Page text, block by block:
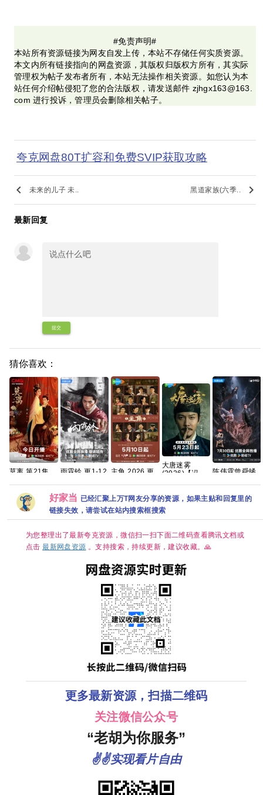
#免责声明#
本站所有资源链接为网友自发上传，本站不存储任何实质资源。
本文内所有链接指向的网盘资源，其版权归版权方所有，其实际
管理权为帖子发布者所有，本站无法操作相关资源。如您认为本
站任何介绍帖侵犯了您的合法版权，请发送邮件 zjhgx163@163.
com 进行投诉，管理员会删除相关帖子。
夸克网盘80T扩容和免费SVIP获取攻略
keyboard_arrow_left 未来的儿子 未.. 黑道家族(六季.. keyboard_arrow_right
最新回复
提交
猜你喜欢：
莫离 第21集
更新】超清在
线 网盘下载
雨霖铃 更1-12
4K+1080
主角 2026 更
大唐迷雾
(2026)【冯绍
HiveWeb 简体
中文字幕/夸克/
百度网盘资源
【单集0.6～
0.8GB】
陈伟霆曾舜晞
全集网盘资源
分享
好家当 已经汇聚上万T网友分享的资源，如果主贴和回复里的
链接失效，请尝试在站内搜索框搜索
为您整理出了最新夸克资源，微信扫一扫下面二维码查看腾讯文档或
点击最新网盘资源 。支持搜索，持续更新，建议收藏。🙏
更多最新资源，扫描二维码
关注微信公众号
“老胡为你服务”
✌✌实现看片自由